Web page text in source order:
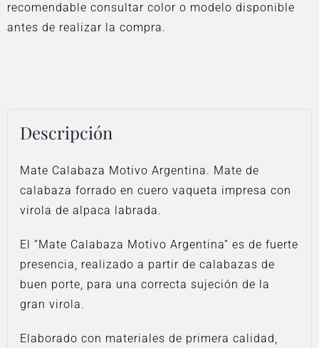
recomendable consultar color o modelo disponible
antes de realizar la compra.
Descripción
Mate Calabaza Motivo Argentina. Mate de
calabaza forrado en cuero vaqueta impresa con
virola de alpaca labrada.
El “Mate Calabaza Motivo Argentina” es de fuerte
presencia, realizado a partir de calabazas de
buen porte, para una correcta sujeción de la
gran virola.
Elaborado con materiales de primera calidad,